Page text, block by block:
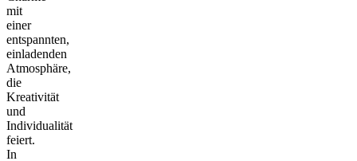
mit
einer
entspannten,
einladenden
Atmosphäre,
die
Kreativität
und
Individualität
feiert.
In